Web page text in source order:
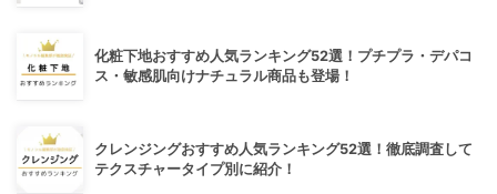
化粧下地おすすめ人気ランキング52選！プチプラ・デパコ
ス・敏感肌向けナチュラル商品も登場！
クレンジングおすすめ人気ランキング52選！徹底調査して
テクスチャータイプ別に紹介！